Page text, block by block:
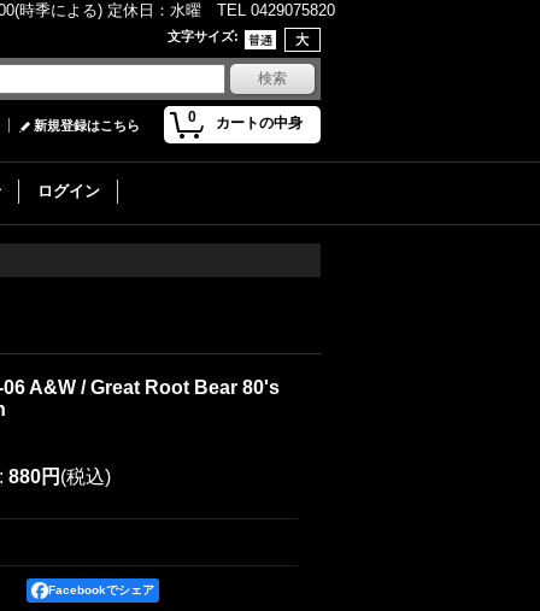
時季による) 定休日：水曜 TEL 0429075820
文字サイズ:
0 カートの中身
新規登録はこちら
ログイン
A&W / Great Root Bear 80's
: 880円 (税込)
Facebookでシェア